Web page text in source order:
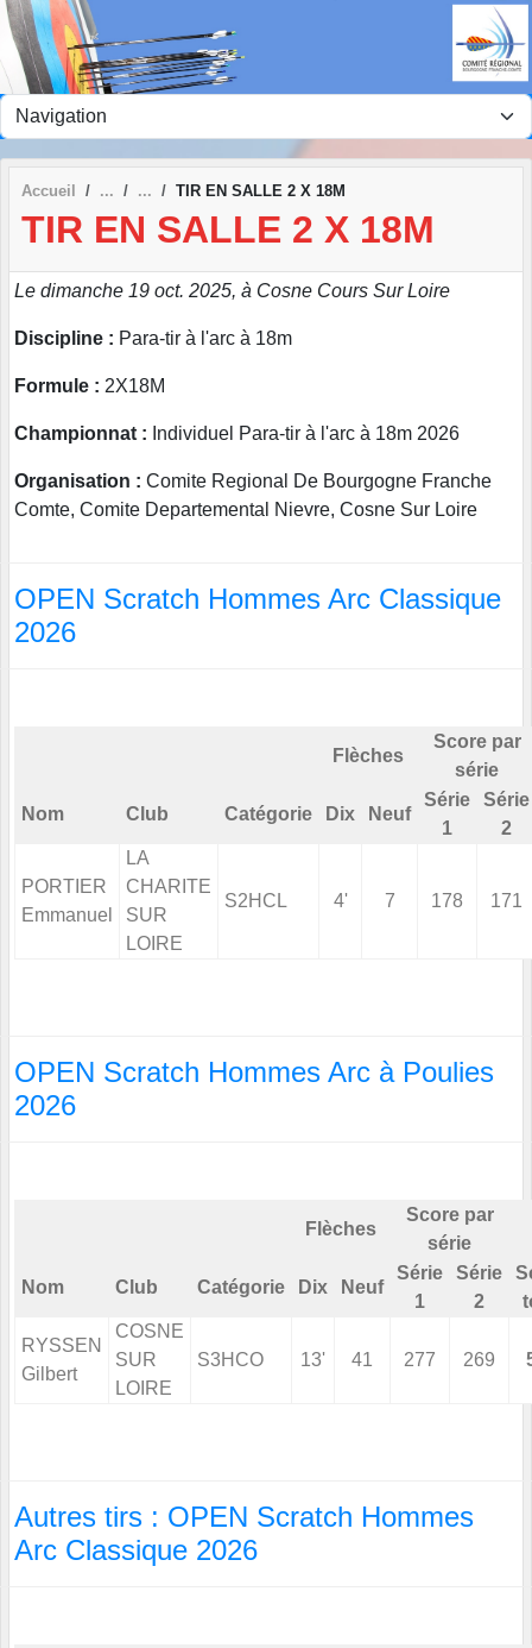
Accueil TIR EN SALLE 2 X 18M
TIR EN SALLE 2 X 18M
Le dimanche 19 oct. 2025, à Cosne Cours Sur Loire
Discipline : Para-tir à l'arc à 18m
Formule : 2X18M
Championnat : Individuel Para-tir à l'arc à 18m 2026
Organisation : Comite Regional De Bourgogne Franche
Comte, Comite Departemental Nievre, Cosne Sur Loire
OPEN Scratch Hommes Arc Classique
2026
Flèches
Score par
série
Nom Club Catégorie Dix Neuf
Série
1
Série
2
PORTIER
Emmanuel
LA
CHARITE
SUR
LOIRE
S2HCL 4' 7 178 171
OPEN Scratch Hommes Arc à Poulies
2026
Flèches
Score par
série
Nom Club Catégorie Dix Neuf
Série
1
Série
2
RYSSEN
Gilbert
COSNE
SUR
LOIRE
S3HCO 13' 41 277 269
Autres tirs : OPEN Scratch Hommes
Arc Classique 2026
Panneau de gestion des cookies